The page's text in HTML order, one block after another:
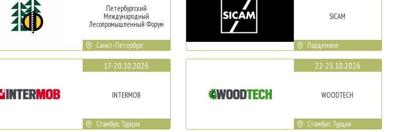
Петербургский
Международный
Лесопромышленный Форум
Санкт-Петербург
17-20.10.2026
INTERMOB
Стамбул, Турция
SICAM
Порденоне
22-25.10.2026
WOODTECH
Стамбул, Турция